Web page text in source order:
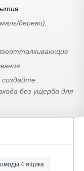
дерево),
без ущерба для
4 ящика